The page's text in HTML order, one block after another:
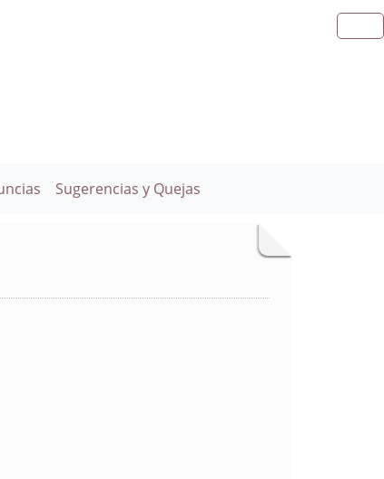
Sugerencias y Quejas